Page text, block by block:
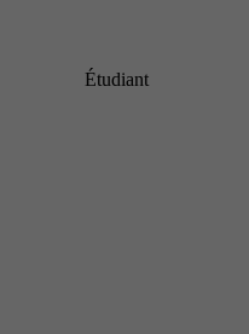
Étudiant